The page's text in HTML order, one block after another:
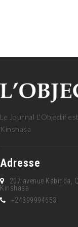
Le Journal L'Objectif
Kinshasa
Adresse
207 avenue Kabinda,
Kinshasa
+24399994653